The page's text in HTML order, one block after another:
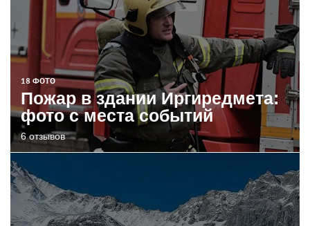
18 ФОТО
Пожар в здании Иргиредмета:
фото с места событий
6 отзывов